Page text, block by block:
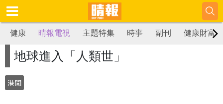
健康 晴報電視 主題特集 時事 副刊 健康財富
地球進入「人類世」
港聞